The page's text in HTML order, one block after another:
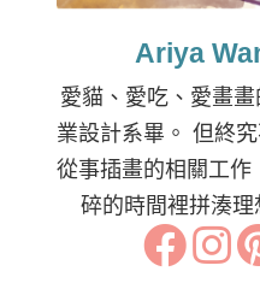
Ariya
愛貓、愛吃、愛畫
業設計系畢。 但終
從事插畫的相關工作
碎的時間裡拼湊理